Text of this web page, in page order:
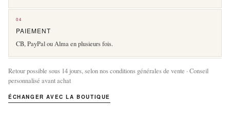
04
PAIEMENT
CB, PayPal ou Alma en plusieurs fois.
Retour possible sous 14 jours, selon nos conditions générales de vente · Conseil
personnalisé avant achat
ÉCHANGER AVEC LA BOUTIQUE